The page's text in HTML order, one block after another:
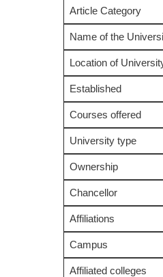
Article Category
Name of the
Location of
Established
Courses offered
University type
Ownership
Chancellor
Affiliations
Campus
Affiliated colleges